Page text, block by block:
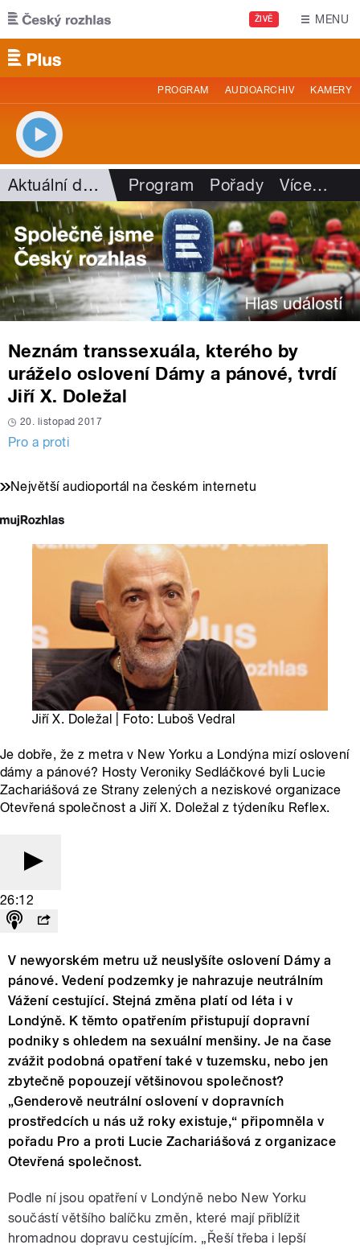
Přejít k hlavnímu obsahu
ŽIVĚ MENU
PROGRAM AUDIOARCHIV KAMERY
Aktuální dění Program Pořady Více…
Neznám transsexuála, kterého by
uráželo oslovení Dámy a pánové, tvrdí
Jiří X. Doležal
20. listopad 2017
Pro a proti
Největší audioportál na českém internetu
Jiří X. Doležal | Foto: Luboš Vedral
Je dobře, že z metra v New Yorku a Londýna mizí oslovení
dámy a pánové? Hosty Veroniky Sedláčkové byli Lucie
Zachariášová ze Strany zelených a neziskové organizace
Otevřená společnost a Jiří X. Doležal z týdeníku Reflex.
26:12
V newyorském metru už neuslyšíte oslovení Dámy a
pánové. Vedení podzemky je nahrazuje neutrálním
Vážení cestující. Stejná změna platí od léta i v
Londýně. K těmto opatřením přistupují dopravní
podniky s ohledem na sexuální menšiny. Je na čase
zvážit podobná opatření také v tuzemsku, nebo jen
zbytečně popouzejí většinovou společnost?
„Genderově neutrální oslovení v dopravních
prostředcích u nás už roky existuje,“ připomněla v
pořadu Pro a proti Lucie Zachariášová z organizace
Otevřená společnost.
Podle ní jsou opatření v Londýně nebo New Yorku
součástí většího balíčku změn, které mají přiblížit
hromadnou dopravu cestujícím. „Řeší třeba i lepší